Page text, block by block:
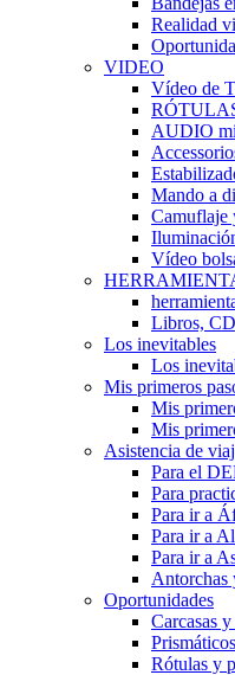
Realidad
VIDEO
Vídeo de
AUDIO
Mando a
Camuflaje
Vídeo
Libros,
Los inevitables
Los
Mis primeros
Mis
Mis
Asistencia de
Para el
Para
Para ir a
Para ir a
Para ir a
Antorchas
Oportunidades
Carcasas
Rótulas y